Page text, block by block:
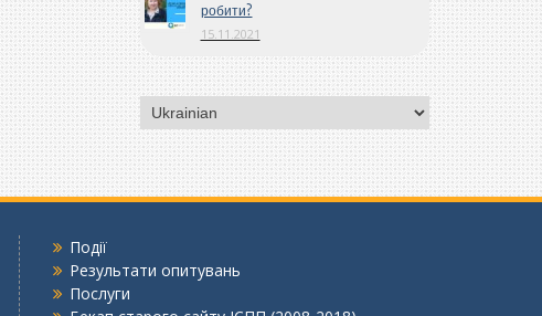
робити?
15.11.2021
Вибрати
мову
Події
Результати опитувань
Послуги